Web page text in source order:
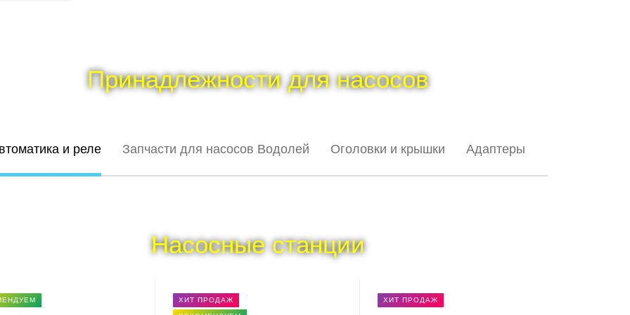
Принадлежности для насосов
и реле Запчасти для насосов Водолей Оголовки и крышки Адаптеры
Насосные станции
ХИТ ПРОДАЖ ХИТ ПРОДАЖ